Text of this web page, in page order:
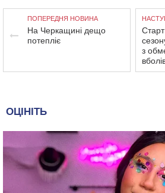
ПОПЕРЕДНЯ НОВИНА
На Черкащині дещо
потепліє
з